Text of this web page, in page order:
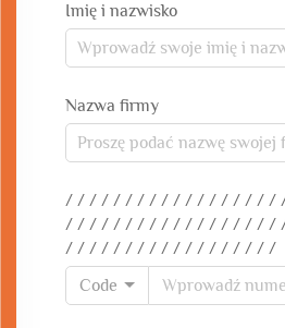
Imię i nazwisko
Nazwa firmy
/ / / / / / / / / / / / / / / / / /
/ / / / / / / / / / / / / / / / / /
/ / / / / / / / / / / / / / / / / /
Code